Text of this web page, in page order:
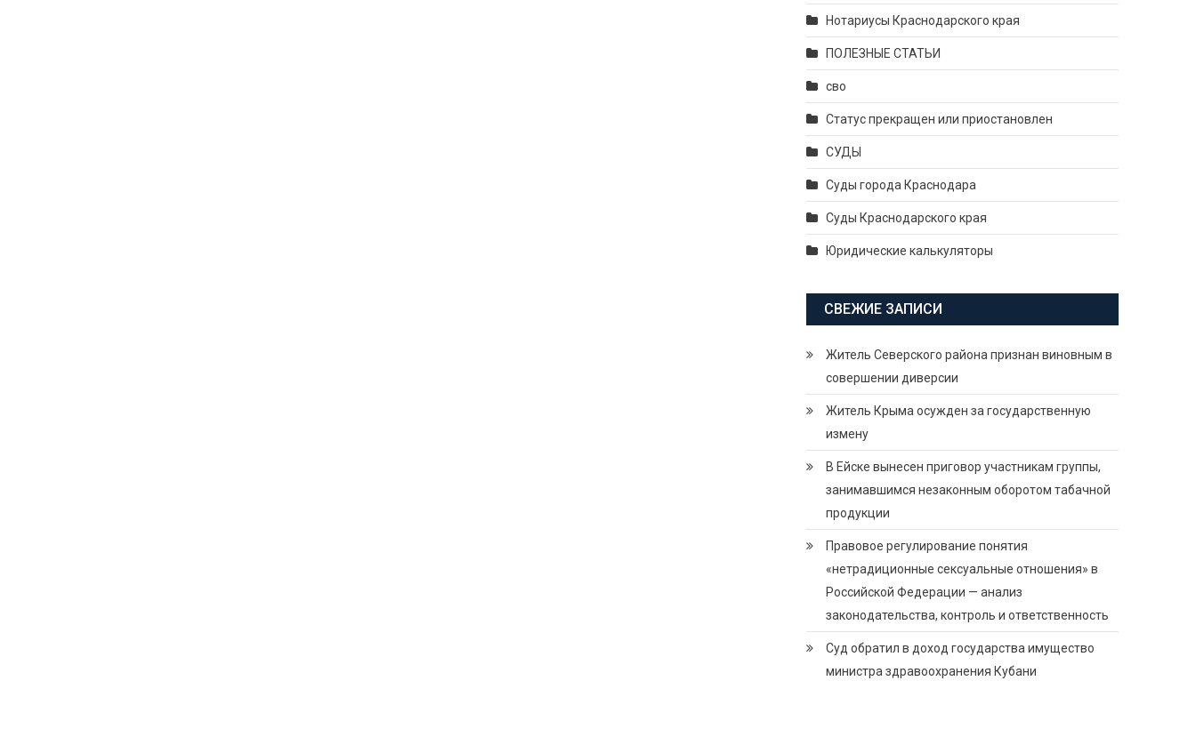
Нотариусы Краснодарского края
ПОЛЕЗНЫЕ СТАТЬИ
сво
Статус прекращен или приостановлен
СУДЫ
Суды города Краснодара
Суды Краснодарского края
Юридические калькуляторы
СВЕЖИЕ ЗАПИСИ
Житель Северского района признан виновным в
совершении диверсии
Житель Крыма осужден за государственную
измену
В Ейске вынесен приговор участникам группы,
занимавшимся незаконным оборотом табачной
продукции
Правовое регулирование понятия
«нетрадиционные сексуальные отношения» в
Российской Федерации — анализ
законодательства, контроль и ответственность
Суд обратил в доход государства имущество
министра здравоохранения Кубани